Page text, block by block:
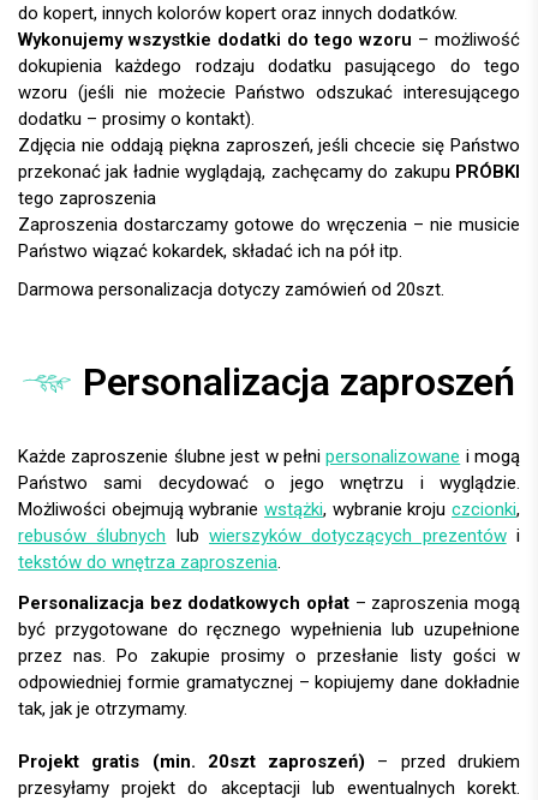
do kopert, innych kolorów kopert oraz innych dodatków.
Wykonujemy wszystkie dodatki do tego wzoru – możliwość
dokupienia każdego rodzaju dodatku pasującego do tego
wzoru (jeśli nie możecie Państwo odszukać interesującego
dodatku – prosimy o kontakt).
Zdjęcia nie oddają piękna zaproszeń, jeśli chcecie się Państwo
przekonać jak ładnie wyglądają, zachęcamy do zakupu PRÓBKI
tego zaproszenia
Zaproszenia dostarczamy gotowe do wręczenia – nie musicie
Państwo wiązać kokardek, składać ich na pół itp.
Darmowa personalizacja dotyczy zamówień od 20szt.
Personalizacja zaproszeń
Każde zaproszenie ślubne jest w pełnipersonalizowane i mogą
Państwo sami decydować o jego wnętrzu i wyglądzie.
Możliwości obejmują wybranie wstążki, wybranie kroju czcionki,
rebusów ślubnych lubwierszyków dotyczących prezentówi
tekstów do wnętrza zaproszenia.
Personalizacja bez dodatkowych opłat – zaproszenia mogą
być przygotowane do ręcznego wypełnienia lub uzupełnione
przez nas. Po zakupie prosimy o przesłanie listy gości w
odpowiedniej formie gramatycznej – kopiujemy dane dokładnie
tak, jak je otrzymamy.
Projekt gratis (min. 20szt zaproszeń) – przed drukiem
przesyłamy projekt do akceptacji lub ewentualnych korekt.